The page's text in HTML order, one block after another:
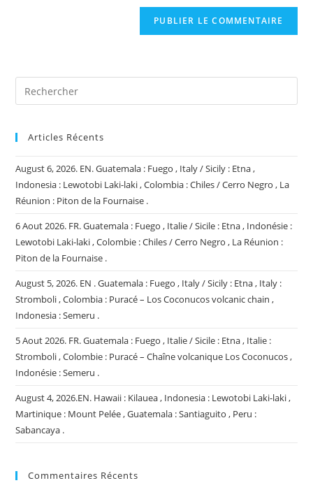
Articles Récents
August 6, 2026. EN. Guatemala : Fuego , Italy / Sicily : Etna ,
Indonesia : Lewotobi Laki-laki , Colombia : Chiles / Cerro Negro , La
Réunion : Piton de la Fournaise .
6 Aout 2026. FR. Guatemala : Fuego , Italie / Sicile : Etna , Indonésie :
Lewotobi Laki-laki , Colombie : Chiles / Cerro Negro , La Réunion :
Piton de la Fournaise .
August 5, 2026. EN . Guatemala : Fuego , Italy / Sicily : Etna , Italy :
Stromboli , Colombia : Puracé – Los Coconucos volcanic chain ,
Indonesia : Semeru .
5 Aout 2026. FR. Guatemala : Fuego , Italie / Sicile : Etna , Italie :
Stromboli , Colombie : Puracé – Chaîne volcanique Los Coconucos ,
Indonésie : Semeru .
August 4, 2026.EN. Hawaii : Kilauea , Indonesia : Lewotobi Laki-laki ,
Martinique : Mount Pelée , Guatemala : Santiaguito , Peru :
Sabancaya .
Commentaires Récents